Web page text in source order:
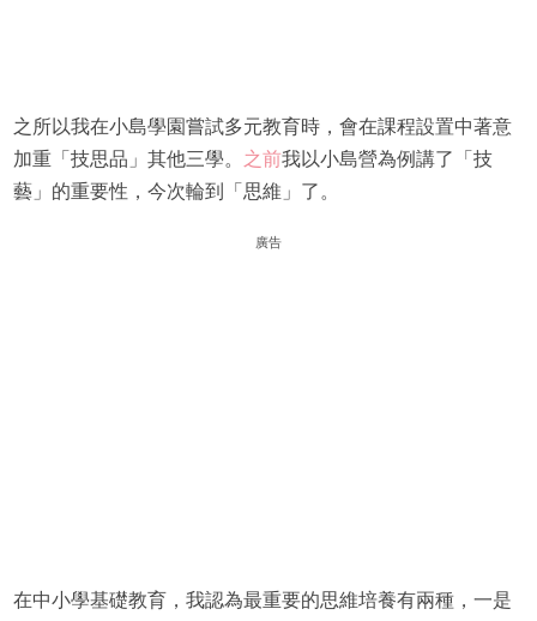
之所以我在小島學園嘗試多元教育時，會在課程設置中著意
加重「技思品」其他三學。 之前我以小島營為例講了「技
藝」的重要性，今次輪到「思維」了。
廣告
在中小學基礎教育，我認為最重要的思維培養有兩種，一是